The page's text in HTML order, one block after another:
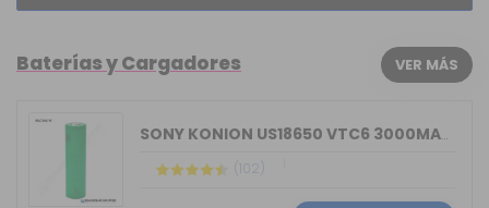
Baterías y Cargadores VER MÁS
SONY KONION US18650 VTC6 3000MAH 15/30A
(102)